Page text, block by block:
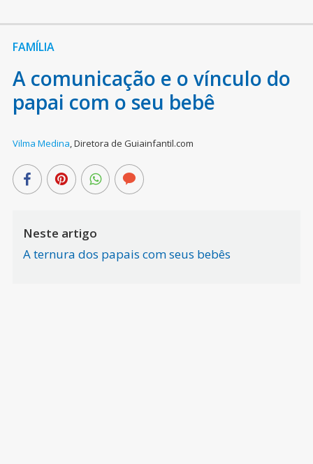
FAMÍLIA
A comunicação e o vínculo do
papai com o seu bebê
Vilma Medina,Diretora de Guiainfantil.com
Neste artigo
A ternura dos papais com seus bebês